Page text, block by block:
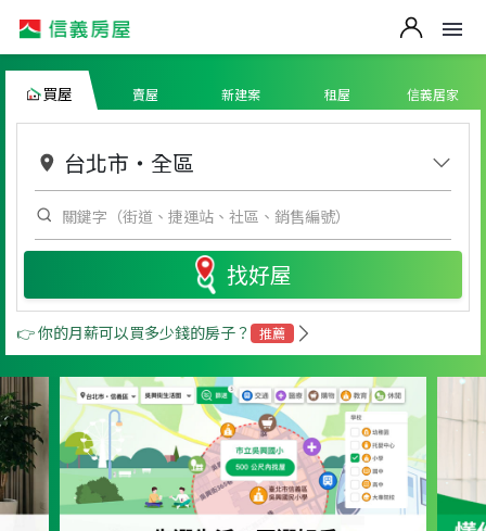
買屋 賣屋 新建案 租屋 信義居家
台北市 ・ 全區
找好屋
👉 你的月薪可以買多少錢的房子？ 推薦